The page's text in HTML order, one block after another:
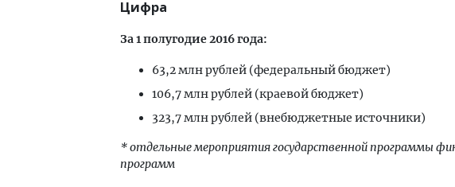
Цифра
За 1 полугодие 2016 года:
63,2 млн рублей (федеральный бюджет)
106,7 млн рублей (краевой бюджет)
323,7 млн рублей (внебюджетные источники)
* отдельные мероприятия государственной программы
программ